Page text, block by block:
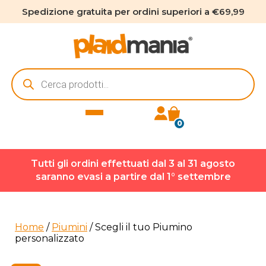
Spedizione gratuita per ordini superiori a €69,99
Ricerca
prodotti
0
Tutti gli ordini effettuati dal 3 al 31 agosto
saranno evasi a partire dal 1° settembre
Home / Piumini / Scegli il tuo Piumino
personalizzato